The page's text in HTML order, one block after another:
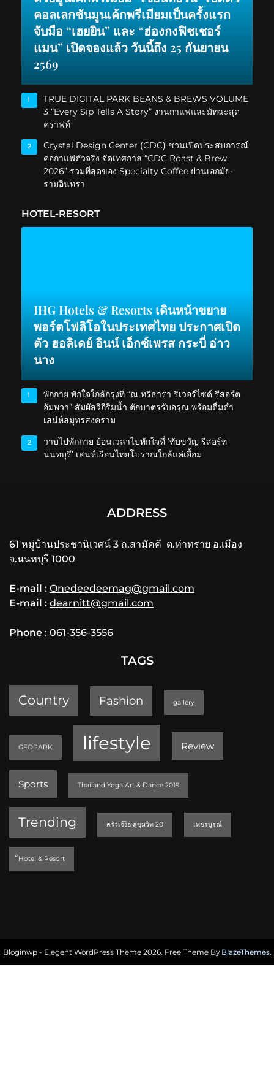
คอลเลกชันมูนเค้กพรีเมียมเป็นครั้งแรก
จับมือ “เฮยยิน” และ “ฮ่องกงฟิชเชอร์
แมน” เปิดจองแล้ว วันนี้ถึง 25 กันยายน
2569
1
TRUE DIGITAL PARK BEANS & BREWS VOLUME
3 “Every Sip Tells A Story” งานกาแฟและมัทฉะสุด
คราฟท์
2
Crystal Design Center (CDC) ชวนเปิดประสบการณ์
คอกาแฟตัวจริง จัดเทศกาล “CDC Roast & Brew
2026” รวมที่สุดของ Specialty Coffee ย่านเอกมัย-
รามอินทรา
HOTEL-RESORT
IHG Hotels & Resorts เดินหน้าขยาย
พอร์ตโฟลิโอในประเทศไทย ประกาศเปิด
ตัว ฮอลิเดย์ อินน์ เอ็กซ์เพรส กระบี่ อ่าว
นาง
1
พักกาย พักใจใกล้กรุงที่ “ณ ทรีธารา ริเวอร์ไซด์ รีสอร์ต
อัมพวา” สัมผัสวิถีริมน้ำ ตักบาตรรับอรุณ พร้อมดื่มด่ำ
เสน่ห์สมุทรสงคราม
2
วาบไปพักกาย ย้อนเวลาไปพักใจที่ ‘ทับขวัญ รีสอร์ท
นนทบุรี’ เสน่ห์เรือนไทยโบราณใกล้แค่เอื้อม
ADDRESS
61 หมู่บ้านประชานิเวศน์ 3 ถ.สามัคคี ต.ท่าทราย อ.เมือง
จ.นนทบุรี 1000
E-mail : Onedeedeemag@gmail.com
E-mail : dearnitt@gmail.com
Phone : 061-356-3556
TAGS
Country Fashion gallery
GEOPARK lifestyle Review
Sports Thailand Yoga Art & Dance 2019
Trending ครัวเจ๊ง้อ สุขุมวิท 20 เพชรบูรณ์
็Hotel & Resort
Bloginwp - Elegent WordPress Theme 2026. Free Theme By BlazeThemes.